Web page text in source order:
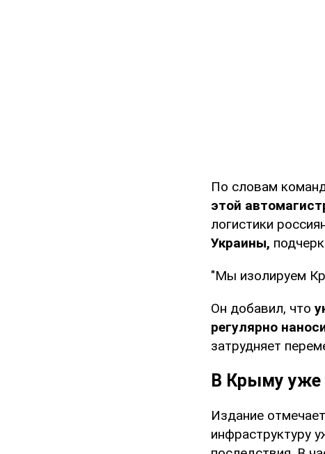
По словам
этой
логистики
Украины,
"Мы изолируем
Он добавил, что
регулярно
затрудняет
В Крыму уже
Издание
инфраструктуру